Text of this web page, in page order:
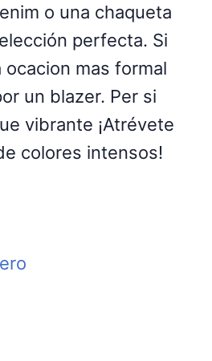
o una chaqueta
perfecta. Si
mas formal
un blazer. Per si
vibrante ¡Atrévete
colores intensos!